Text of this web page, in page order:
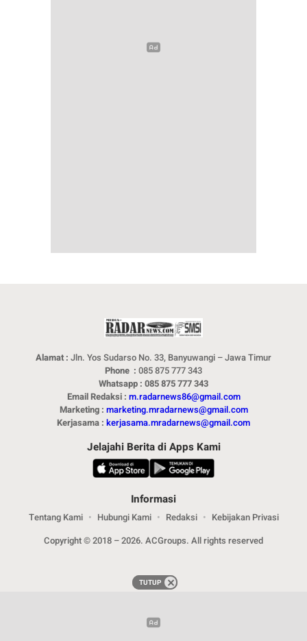
Alamat : Jln. Yos Sudarso No. 33, Banyuwangi – Jawa Timur
Phone : 085 875 777 343
Whatsapp : 085 875 777 343
Email Redaksi : m.radarnews86@gmail.com
Marketing : marketing.mradarnews@gmail.com
Kerjasama : kerjasama.mradarnews@gmail.com
Jelajahi Berita di Apps Kami
Informasi
Tentang Kami Hubungi Kami Redaksi
Kebijakan Privasi
Copyright © 2018 – 2026. ACGroups. All rights reserved
TUTUP
TUTUP